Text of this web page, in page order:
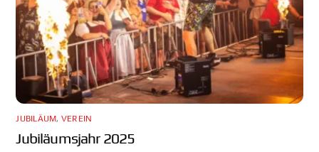
JUBILÄUM, VEREIN
Jubiläumsjahr 2025